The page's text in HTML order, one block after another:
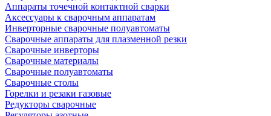
Аппараты точечной контактной сварки
Аксессуары к сварочным аппаратам
Инверторные сварочные полуавтоматы
Сварочные аппараты для плазменной резки
Сварочные инверторы
Сварочные материалы
Сварочные полуавтоматы
Сварочные столы
Горелки и резаки газовые
Редукторы сварочные